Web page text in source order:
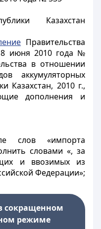
Казахстан
Правительства
8 июня 2010 года №
в отношении
аккумуляторных
Казахстан, 2010 г.,
дополнения и
слов «импорта
словами «, за
и ввозимых из
Федерации»;
сокращенном
режиме